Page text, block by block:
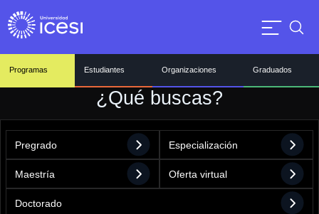
Programas Estudiantes Organizaciones Graduados
¿Qué buscas?
Pregrado Especialización
Maestría Oferta virtual
Doctorado